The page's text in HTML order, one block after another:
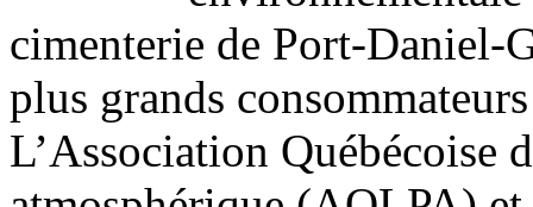
cimenterie de Port-Daniel-
plus grands
L’Association Québécoise